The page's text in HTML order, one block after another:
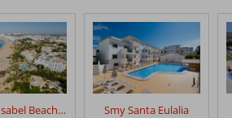
Monica Isabel Beach Club Smy Santa Eulalia